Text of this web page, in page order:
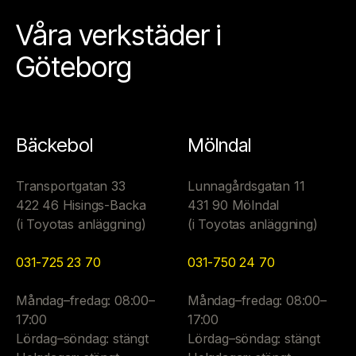
Våra verkstäder i
Göteborg
Bäckebol
Transportgatan 33
422 46 Hisings-Backa
(i Toyotas anläggning)
031-725 23 70
Måndag–fredag: 08:00–
17:00
Lördag–söndag: stängt
Mölndal
Lunnagårdsgatan 11
431 90 Mölndal
(i Toyotas anläggning)
031-750 24 70
Måndag–fredag: 08:00–
17:00
Lördag–söndag: stängt